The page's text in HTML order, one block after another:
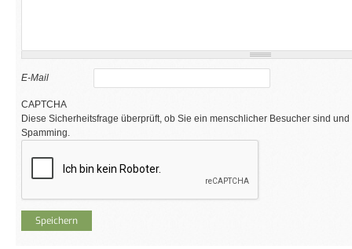
E-Mail
CAPTCHA
Diese Sicherheitsfrage überprüft, ob Sie ein menschlicher Besucher sind
Spamming.